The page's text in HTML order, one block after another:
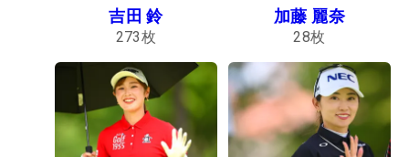
吉田 鈴
273枚
加藤 麗奈
28枚